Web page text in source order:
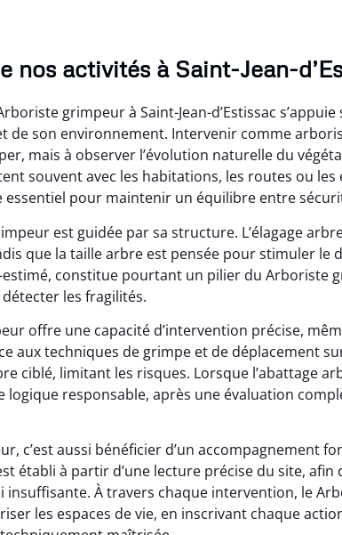
nos activités à Saint-Jean-
grimpeur à Saint-Jean-d’Estissac
de son environnement. Intervenir comme
mais à observer l’évolution naturelle du
souvent avec les habitations, les routes ou les
pour maintenir un équilibre entre
est guidée par sa structure. L’élagage
que la taille arbre est pensée pour stimuler le
estimé, constitue pourtant un pilier du Arboriste
détecter les fragilités.
offre une capacité d’intervention précise,
aux techniques de grimpe et de déplacement
ciblé, limitant les risques. Lorsque l’abattage
logique responsable, après une évaluation
c’est aussi bénéficier d’un accompagnement
établi à partir d’une lecture précise du site,
insuffisante. À travers chaque intervention, le
les espaces de vie, en inscrivant chaque